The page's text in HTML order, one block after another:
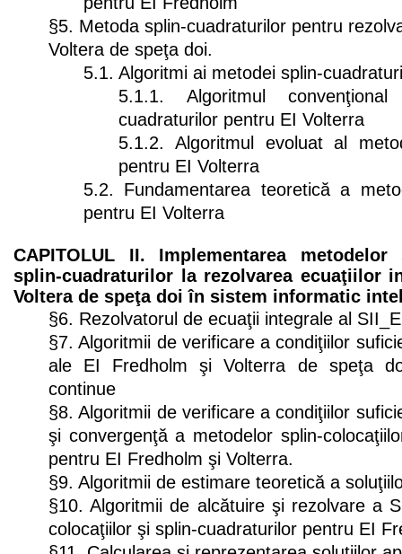
§5. Metoda splin-cuadraturilor pentru
Voltera de speţa doi.
5.1. Algoritmi ai metodei splin-
5.1.1. Algoritmul
cuadraturilor pentru EI Volterra
5.1.2. Algoritmul evoluat al
pentru EI Volterra
5.2. Fundamentarea teoretică a
pentru EI Volterra
CAPITOLUL II. Implementarea
splin-cuadraturilor la rezolvarea ecuaţiilor
Voltera de speţa doi în sistem informatic
§6. Rezolvatorul de ecuaţii integrale al
§7. Algoritmii de verificare a condiţiilor
ale EI Fredholm şi Volterra de speţa
continue
§8. Algoritmii de verificare a condiţiilor
şi convergenţă a metodelor splin-
pentru EI Fredholm şi Volterra.
§9. Algoritmii de estimare teoretică a
§10. Algoritmii de alcătuire şi rezolvare a
colocaţiilor şi splin-cuadraturilor pentru EI